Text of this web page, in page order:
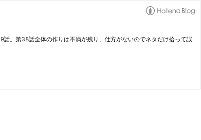
。第38話全体の作りは不満が残り、仕方がないのでネタだけ拾って誤